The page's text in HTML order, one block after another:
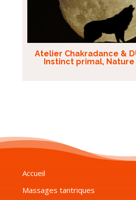
Atelier Chakradance &
Instinct primal, Nature
Accueil
Massages tantriques